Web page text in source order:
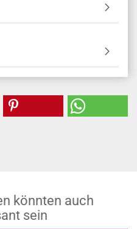
könnten auch
sein